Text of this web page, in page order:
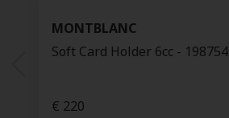
MONTBLANC
Soft Card Holder 6cc - 198754
€ 220